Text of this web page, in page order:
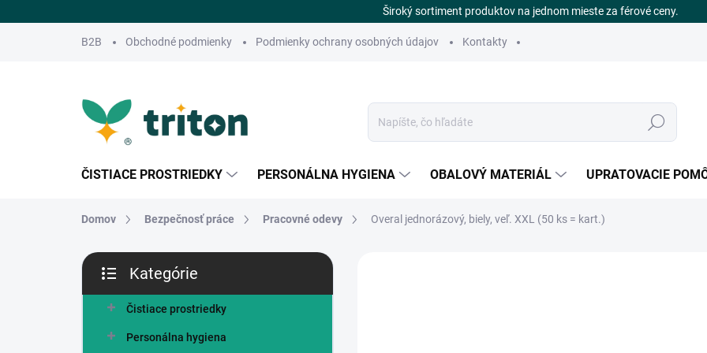
na
Široký sortiment produktov na jednom mieste za férové ceny.
B2B Obchodné podmienky Podmienky ochrany osobných údajov Kontakty
Hľadať
ČISTIACE PROSTRIEDKY PERSONÁLNA HYGIENA OBALOVÝ MATERIÁL UPRATOVACIE
Domov Bezpečnosť práce Pracovné odevy Overal jednorázový, biely, veľ. XXL (50 ks = kart.)
B
č
kategórie
Kategórie
Čistiace prostriedky
Personálna hygiena